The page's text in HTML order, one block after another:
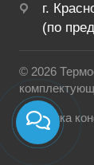
г.
(по
© 2026
Политика